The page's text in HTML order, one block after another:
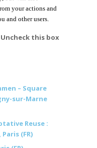
your actions and
and other users.
this box
– Square
sur-Marne
Reuse :
(FR)